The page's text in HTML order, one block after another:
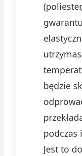
będzie
podczas
Jest to